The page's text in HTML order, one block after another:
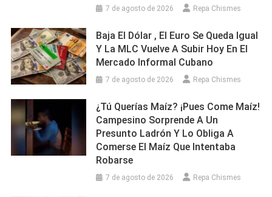
7 de agosto de 2026 Repa Chismes
Baja El Dólar , El Euro Se Queda Igual
Y La MLC Vuelve A Subir Hoy En El
Mercado Informal Cubano
7 de agosto de 2026 Repa Chismes
¿Tú Querías Maíz? ¡Pues Come Maíz!
Campesino Sorprende A Un
Presunto Ladrón Y Lo Obliga A
Comerse El Maíz Que Intentaba
Robarse
7 de agosto de 2026 Repa Chismes